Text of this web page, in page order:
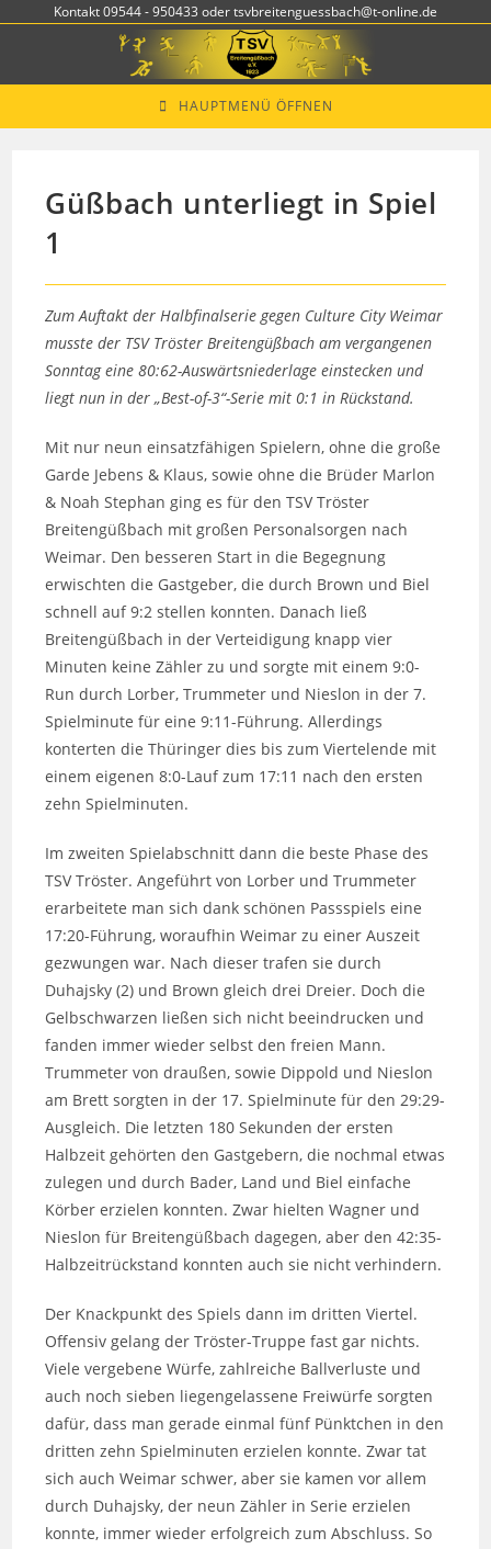
Kontakt 09544 - 950433 oder tsvbreitenguessbach@t-online.de
HAUPTMENÜ ÖFFNEN
Güßbach unterliegt in Spiel
1
Zum Auftakt der Halbfinalserie gegen Culture City Weimar
musste der TSV Tröster Breitengüßbach am vergangenen
Sonntag eine 80:62-Auswärtsniederlage einstecken und
liegt nun in der „Best-of-3“-Serie mit 0:1 in Rückstand.
Mit nur neun einsatzfähigen Spielern, ohne die große
Garde Jebens & Klaus, sowie ohne die Brüder Marlon
& Noah Stephan ging es für den TSV Tröster
Breitengüßbach mit großen Personalsorgen nach
Weimar. Den besseren Start in die Begegnung
erwischten die Gastgeber, die durch Brown und Biel
schnell auf 9:2 stellen konnten. Danach ließ
Breitengüßbach in der Verteidigung knapp vier
Minuten keine Zähler zu und sorgte mit einem 9:0-
Run durch Lorber, Trummeter und Nieslon in der 7.
Spielminute für eine 9:11-Führung. Allerdings
konterten die Thüringer dies bis zum Viertelende mit
einem eigenen 8:0-Lauf zum 17:11 nach den ersten
zehn Spielminuten.
Im zweiten Spielabschnitt dann die beste Phase des
TSV Tröster. Angeführt von Lorber und Trummeter
erarbeitete man sich dank schönen Passspiels eine
17:20-Führung, woraufhin Weimar zu einer Auszeit
gezwungen war. Nach dieser trafen sie durch
Duhajsky (2) und Brown gleich drei Dreier. Doch die
Gelbschwarzen ließen sich nicht beeindrucken und
fanden immer wieder selbst den freien Mann.
Trummeter von draußen, sowie Dippold und Nieslon
am Brett sorgten in der 17. Spielminute für den 29:29-
Ausgleich. Die letzten 180 Sekunden der ersten
Halbzeit gehörten den Gastgebern, die nochmal etwas
zulegen und durch Bader, Land und Biel einfache
Körber erzielen konnten. Zwar hielten Wagner und
Nieslon für Breitengüßbach dagegen, aber den 42:35-
Halbzeitrückstand konnten auch sie nicht verhindern.
Der Knackpunkt des Spiels dann im dritten Viertel.
Offensiv gelang der Tröster-Truppe fast gar nichts.
Viele vergebene Würfe, zahlreiche Ballverluste und
auch noch sieben liegengelassene Freiwürfe sorgten
dafür, dass man gerade einmal fünf Pünktchen in den
dritten zehn Spielminuten erzielen konnte. Zwar tat
sich auch Weimar schwer, aber sie kamen vor allem
durch Duhajsky, der neun Zähler in Serie erzielen
konnte, immer wieder erfolgreich zum Abschluss. So